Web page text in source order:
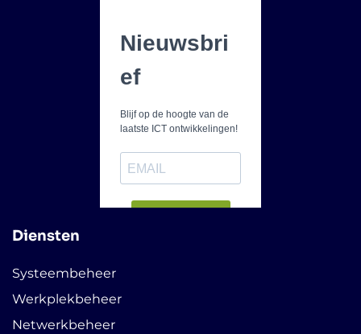
Diensten
Systeembeheer
Werkplekbeheer
Netwerkbeheer